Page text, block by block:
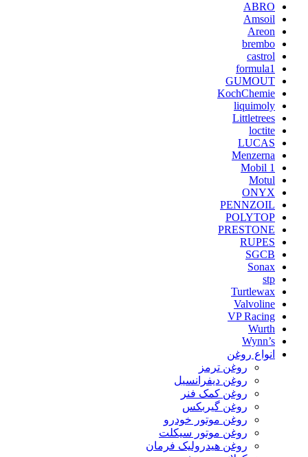
ABRO
Amsoil
Areon
brembo
castrol
formula1
GUMOUT
KochChemie
liquimoly
Littletrees
loctite
LUCAS
Menzerna
Mobil 1
Motul
ONYX
PENNZOIL
POLYTOP
PRESTONE
RUPES
SGCB
Sonax
stp
Turtlewax
Valvoline
VP Racing
Wurth
Wynn’s
انواع روغن
روغن ترمز
روغن دیفرانسیل
روغن کمک فنر
روغن گیربکس
روغن موتور خودرو
روغن موتور سیکلت
روغن هیدرولیک فرمان